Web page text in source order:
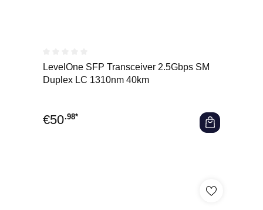
Durchschnittliche Bewertung von 0 von 5 Sternen
LevelOne SFP Transceiver 2.5Gbps SM
Duplex LC 1310nm 40km
€50.98*